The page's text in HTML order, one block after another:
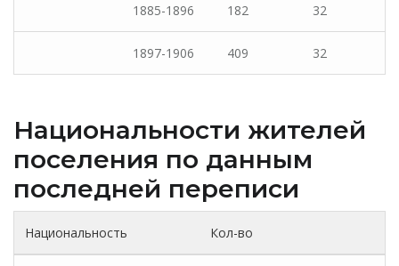
1885-1896 182 32
1897-1906 409 32
Национальности жителей
поселения по данным
последней переписи
Национальность Кол-во